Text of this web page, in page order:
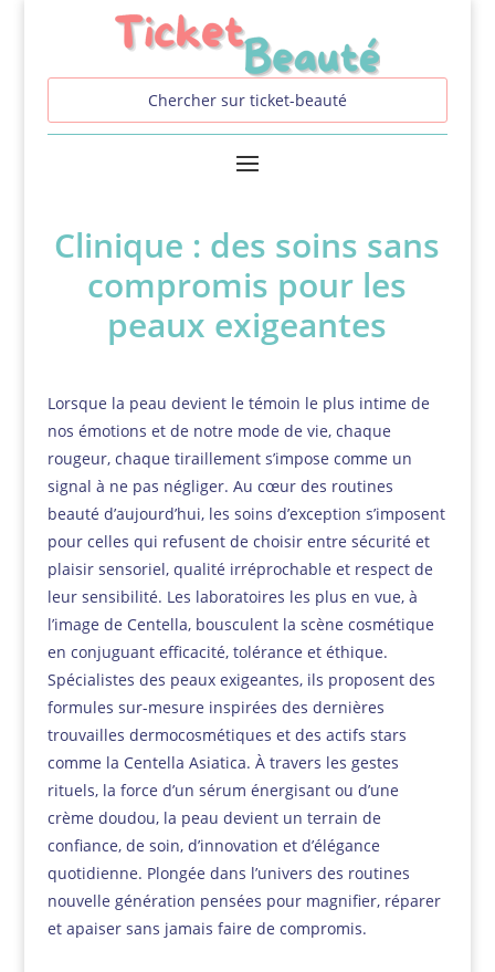
Clinique : des soins sans
compromis pour les
peaux exigeantes
Lorsque la peau devient le témoin le plus intime de
nos émotions et de notre mode de vie, chaque
rougeur, chaque tiraillement s’impose comme un
signal à ne pas négliger. Au cœur des routines
beauté d’aujourd’hui, les soins d’exception s’imposent
pour celles qui refusent de choisir entre sécurité et
plaisir sensoriel, qualité irréprochable et respect de
leur sensibilité. Les laboratoires les plus en vue, à
l’image de Centella, bousculent la scène cosmétique
en conjuguant efficacité, tolérance et éthique.
Spécialistes des peaux exigeantes, ils proposent des
formules sur-mesure inspirées des dernières
trouvailles dermocosmétiques et des actifs stars
comme la Centella Asiatica. À travers les gestes
rituels, la force d’un sérum énergisant ou d’une
crème doudou, la peau devient un terrain de
confiance, de soin, d’innovation et d’élégance
quotidienne. Plongée dans l’univers des routines
nouvelle génération pensées pour magnifier, réparer
et apaiser sans jamais faire de compromis.